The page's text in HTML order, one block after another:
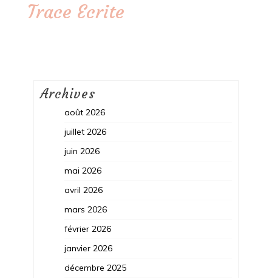
Trace Ecrite
Archives
août 2026
juillet 2026
juin 2026
mai 2026
avril 2026
mars 2026
février 2026
janvier 2026
décembre 2025